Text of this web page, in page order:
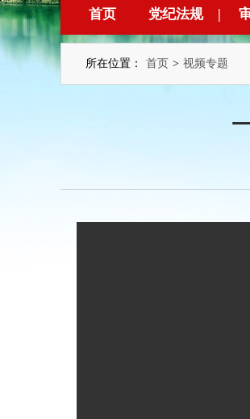
首页 党纪法规 |
所在位置： 首页 > 视频专题